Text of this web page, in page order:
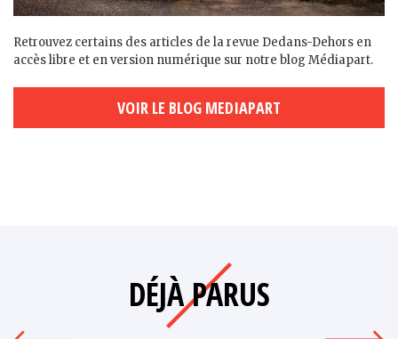
Retrouvez certains des articles de la revue Dedans-Dehors en
accès libre et en version numérique sur notre blog Médiapart.
VOIR LE BLOG MEDIAPART
DÉJÀ PARUS